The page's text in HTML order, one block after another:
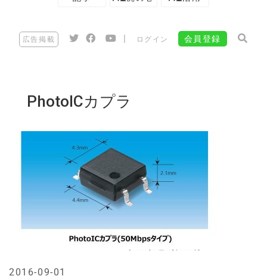
広告掲載 ログイン 会員登録
PhotoICカプラ
2016-09-01